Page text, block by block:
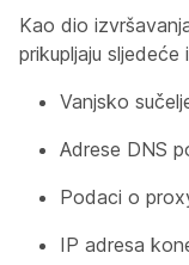
Kao dio
prikupljaju sljedeće
Vanjsko
Adrese DNS
Podaci o
IP adresa